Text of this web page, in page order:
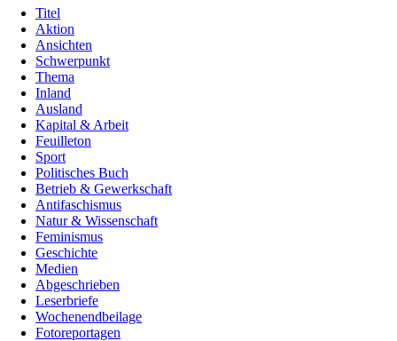
Titel
Aktion
Ansichten
Schwerpunkt
Thema
Inland
Ausland
Kapital & Arbeit
Feuilleton
Sport
Politisches Buch
Betrieb & Gewerkschaft
Antifaschismus
Natur & Wissenschaft
Feminismus
Geschichte
Medien
Abgeschrieben
Leserbriefe
Wochenendbeilage
Fotoreportagen